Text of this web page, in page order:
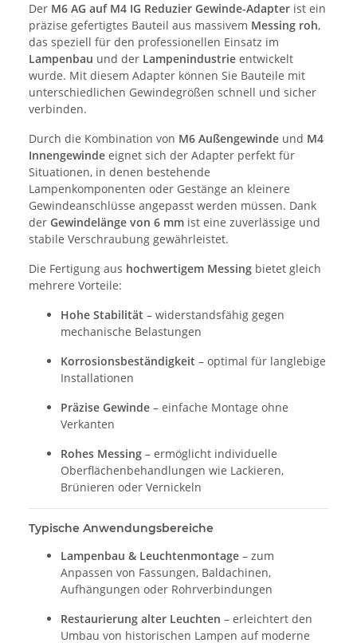
Der M6 AG auf M4 IG Reduzier Gewinde-Adapter ist ein
präzise gefertigtes Bauteil aus massivem Messing roh,
das speziell für den professionellen Einsatz im
Lampenbau und der Lampenindustrie entwickelt
wurde. Mit diesem Adapter können Sie Bauteile mit
unterschiedlichen Gewindegrößen schnell und sicher
verbinden.
Durch die Kombination von M6 Außengewinde und M4
Innengewinde eignet sich der Adapter perfekt für
Situationen, in denen bestehende
Lampenkomponenten oder Gestänge an kleinere
Gewindeanschlüsse angepasst werden müssen. Dank
der Gewindelänge von 6 mm ist eine zuverlässige und
stabile Verschraubung gewährleistet.
Die Fertigung aus hochwertigem Messing bietet gleich
mehrere Vorteile:
Hohe Stabilität – widerstandsfähig gegen
mechanische Belastungen
Korrosionsbeständigkeit – optimal für langlebige
Installationen
Präzise Gewinde – einfache Montage ohne
Verkanten
Rohes Messing – ermöglicht individuelle
Oberflächenbehandlungen wie Lackieren,
Brünieren oder Vernickeln
Typische Anwendungsbereiche
Lampenbau & Leuchtenmontage – zum
Anpassen von Fassungen, Baldachinen,
Aufhängungen oder Rohrverbindungen
Restaurierung alter Leuchten – erleichtert den
Umbau von historischen Lampen auf moderne